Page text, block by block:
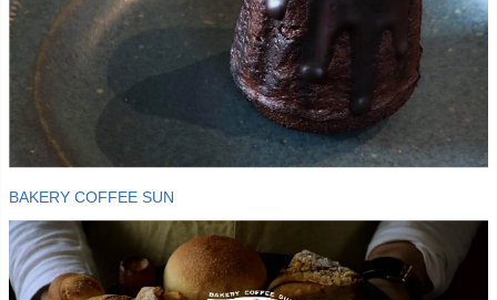
BAKERY COFFEE SUN